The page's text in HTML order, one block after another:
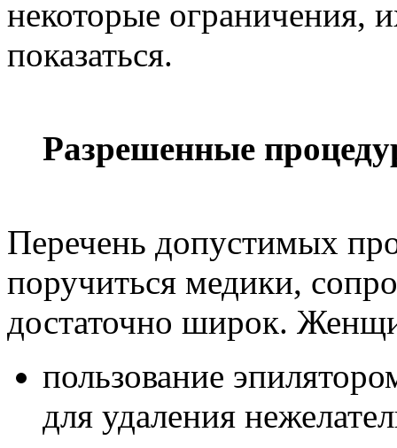
некоторые ограничения,
показаться.
Разрешенные
Перечень допустимых
поручиться медики,
достаточно широк.
пользование
для удаления